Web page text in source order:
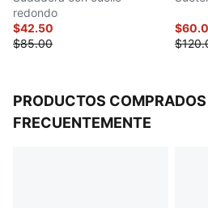
redondo
$42.50
$85.00
PRODUCTOS
FRECUENTEMENTE